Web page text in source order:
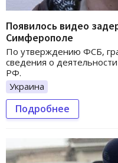
Появилось видео
Симферополе
По утверждению ФСБ,
сведения о
РФ.
Украина
Подробнее